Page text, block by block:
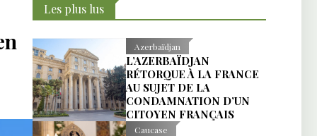
Les plus lus
Azerbaïdjan
L’AZERBAÏDJAN
RÉTORQUE À LA FRANCE
AU SUJET DE LA
CONDAMNATION D’UN
CITOYEN FRANÇAIS
Caucase